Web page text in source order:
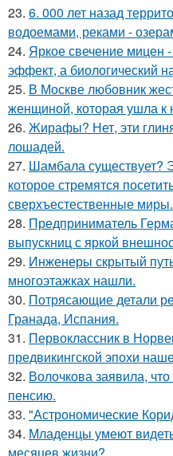
23. 6. 000 лет назад
водоемами, реками -
24. Яркое свечение мицен
эффект, а биологический
25. В Москве любовник
женщиной, которая ушла к
26. Жирафы? Нет, эти
лошадей.
27. Шамбала существует?
которое стремятся
сверхъестественные миры.
28. Предприниматель
выпускниц с яркой
29. Инженеры скрытый
многоэтажках нашли.
30. Потрясающие детали
Гранада, Испания.
31. Первоклассник в
предвикингской эпохи
32. Волочкова заявила,
пенсию.
33. "Астрономические
34. Младенцы умеют
месяцев жизни?